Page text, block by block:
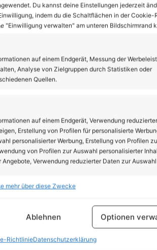
Du kannst deine Einstellungen jederzeit
indem du die Schaltflächen in der Cookie-
"Einwilligung verwalten" am unteren Bildschirmrand
auf einem Endgerät, Messung der
Analyse von Zielgruppen durch Statistiken oder
Quellen.
auf einem Endgerät, Verwendung reduzierter
Erstellung von Profilen für personalisierte
personalisierter Werbung, Erstellung von Profilen
von Profilen zur Auswahl personalisierter
Verwendung reduzierter Daten zur
aus unterschiedlichen Quellen,
Identifikation von Endgeräten anhand
mehr über diese Zwecke
Ablehnen Optionen
RichtlinieDatenschutzerklärung
Carsten Schmidt
Bürgermeister André Stahl oder
des Vereins und das bisher
Alexander Ullmann und Carsten